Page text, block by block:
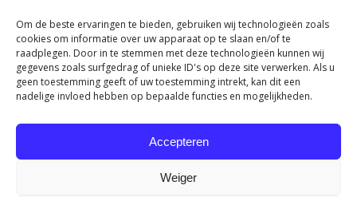
Om de beste ervaringen te bieden, gebruiken wij technologieën zoals
cookies om informatie over uw apparaat op te slaan en/of te
raadplegen. Door in te stemmen met deze technologieën kunnen wij
gegevens zoals surfgedrag of unieke ID's op deze site verwerken. Als u
geen toestemming geeft of uw toestemming intrekt, kan dit een
nadelige invloed hebben op bepaalde functies en mogelijkheden.
Accepteren
Weiger